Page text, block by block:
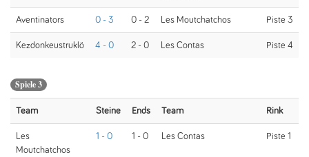
Aventinators 0 - 3 0 - 2 Les Moutchatchos Piste 3
Kezdonkeustruklö 4 - 0 2 - 0 Les Contas Piste 4
Spiele 3
Team Steine Ends Team Rink
Les
Moutchatchos
1 - 0 1 - 0 Les Contas Piste 1